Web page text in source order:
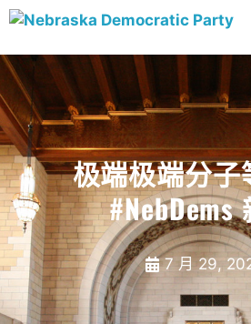
极端极端分
#NebDems
7 月 29,